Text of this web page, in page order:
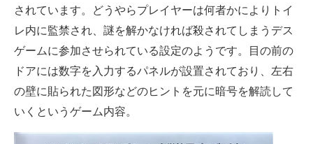
されています。どうやらプレイヤーは何者かによりトイ
レ内に監禁され、謎を解かなければ殺されてしまうデス
ゲームに参加させられている設定のようです。目の前の
ドアには数字を入力するパネルが設置されており、左右
の壁に貼られた図形などのヒントを元に暗号を解読して
いくというゲーム内容。